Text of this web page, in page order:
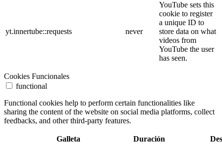
yt.innertube::requests never
YouTube sets this
cookie to register
a unique ID to
store data on what
videos from
YouTube the user
has seen.
Cookies Funcionales
functional
Functional cookies help to perform certain functionalities like
sharing the content of the website on social media platforms, collect
feedbacks, and other third-party features.
Galleta Duración